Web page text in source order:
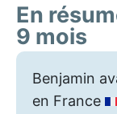
En
9 mois
Benjamin
en France